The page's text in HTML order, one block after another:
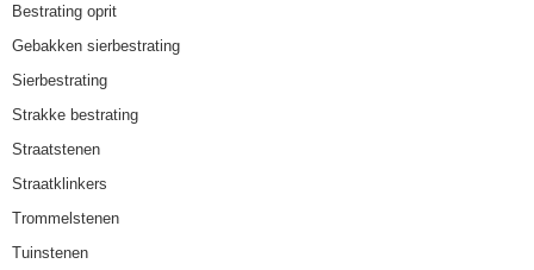
Bestrating oprit
Gebakken sierbestrating
Sierbestrating
Strakke bestrating
Straatstenen
Straatklinkers
Trommelstenen
Tuinstenen